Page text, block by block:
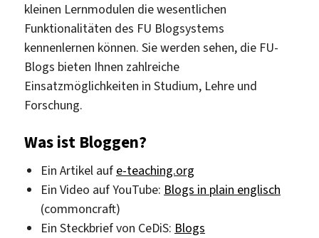
kleinen Lernmodulen die wesentlichen
Funktionalitäten des FU Blogsystems
kennenlernen können. Sie werden sehen, die FU-
Blogs bieten Ihnen zahlreiche
Einsatzmöglichkeiten in Studium, Lehre und
Forschung.
Was ist Bloggen?
Ein Artikel auf e-teaching.org
Ein Video auf YouTube: Blogs in plain englisch
(commoncraft)
Ein Steckbrief von CeDiS: Blogs